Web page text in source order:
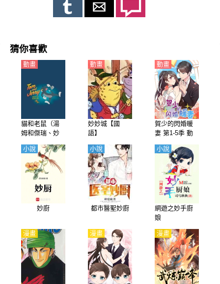
猜你喜歡
貓和老鼠（湯
姆和傑瑞、妙
與傑利鼠）
動畫
妙妙城【國
語】
動畫
賀少的閃婚暖
妻 第1-5季 動
動畫
妙廚
小說
都市醫聖妙廚
小說
網遊之妙手廚
娘
小說
漫畫 漫畫 漫畫